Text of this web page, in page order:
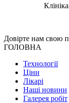
Довірте нам свою
ГОЛОВНА
Технології
Ціни
Лікарі
Наші новини
Галерея робіт